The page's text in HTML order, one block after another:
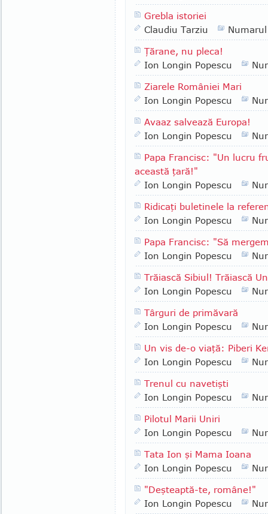
Grebla istoriei
Claudiu Tarziu
Ţărane, nu pleca!
Ion Longin Popescu
Ziarele României Mari
Ion Longin Popescu
Avaaz salvează Europa!
Ion Longin Popescu
Papa Francisc: "Un lucru
această ţară!"
Ion Longin Popescu
Ridicaţi buletinele la
Ion Longin Popescu
Papa Francisc: "Să
Ion Longin Popescu
Trăiască Sibiul! Trăiască
Ion Longin Popescu
Târguri de primăvară
Ion Longin Popescu
Un vis de-o viaţă: Piberi
Ion Longin Popescu
Trenul cu navetişti
Ion Longin Popescu
Pilotul Marii Uniri
Ion Longin Popescu
Tata Ion şi Mama Ioana
Ion Longin Popescu
"Deşteaptă-te, române!"
Ion Longin Popescu